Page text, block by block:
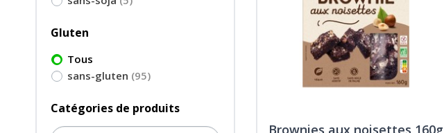
Gluten
Tous
sans-gluten (95)
Catégories de produits
Brownies aux noisettes 160g